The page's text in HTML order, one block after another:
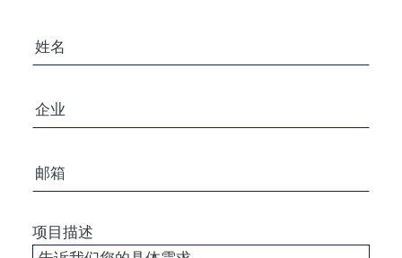
您的姓名
公司/组织
电子邮箱
项目描述